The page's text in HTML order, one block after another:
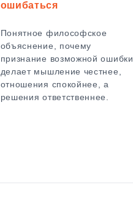
ошибаться
Понятное философское
объяснение, почему
признание возможной ошибки
делает мышление честнее,
отношения спокойнее, а
решения ответственнее.